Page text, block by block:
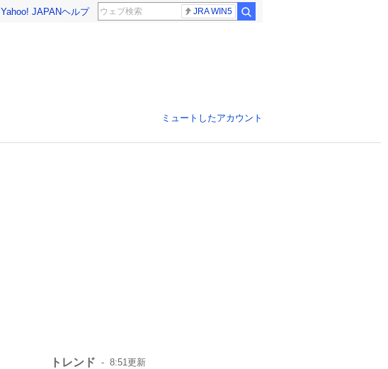
Yahoo! JAPANヘルプ JRA WIN5
ミュートしたアカウント
トレンド 8:51更新